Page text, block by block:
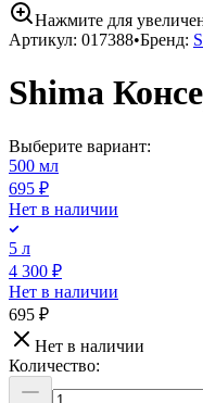
Нажмите для
Артикул: 017388•Бренд:
Shima
Выберите вариант:
500 мл
695 ₽
Нет в наличии
5 л
4 300 ₽
Нет в наличии
695 ₽
Нет в наличии
Количество: